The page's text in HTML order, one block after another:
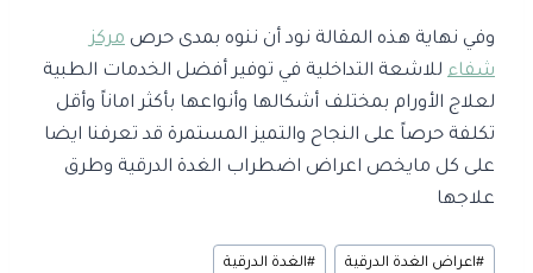
وفي نهاية هذه المقالة نود أن ننوه بمدى حرص مركز
شفاء للاشعة التداخلية في توفير أفضل الخدمات الطبية
لعلاج الأورام بمختلف أشكالها وأنواعها بأكثر اماناً وأقل
تكلفة حرصاً على النجاح والتميز المستمرة قد تعرفنا ايضا
على كل مايخص اعراض اضطراب الغدة الدرقية وطرق
علاجها
#اعراض الغدة الدرقية #الغدة الدرقية